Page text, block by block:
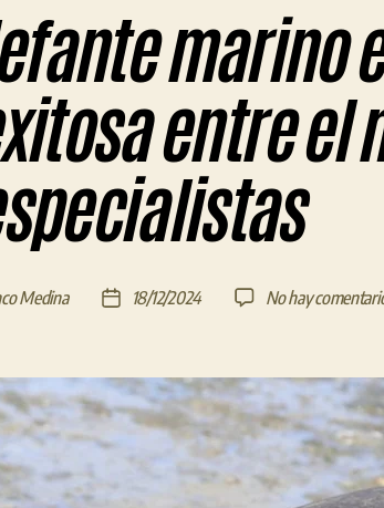
marino
entre el
Medina
Fecha
entrada
18/12/2024 No hay